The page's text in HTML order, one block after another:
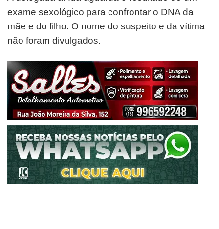
exame sexológico para confrontar o DNA da
mãe e do filho. O nome do suspeito e da vítima
não foram divulgados.